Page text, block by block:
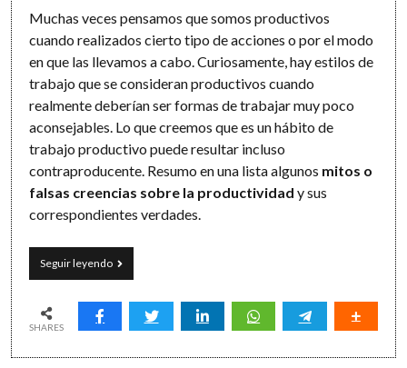
Muchas veces pensamos que somos productivos
cuando realizados cierto tipo de acciones o por el modo
en que las llevamos a cabo. Curiosamente, hay estilos de
trabajo que se consideran productivos cuando
realmente deberían ser formas de trabajar muy poco
aconsejables. Lo que creemos que es un hábito de
trabajo productivo puede resultar incluso
contraproducente. Resumo en una lista algunos mitos o
falsas creencias sobre la productividad y sus
correspondientes verdades.
Seguir leyendoLo
que
no
SHARES